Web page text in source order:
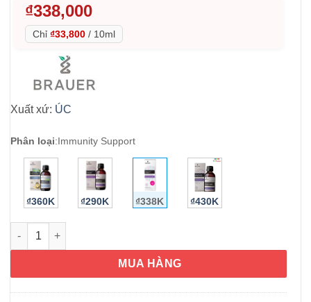
₫338,000
Chỉ ₫33,800 / 10ml
Xuất xứ: ÚC
Phân loại:Immunity Support
₫360K ₫290K ₫338K ₫430K
Siro tăng sức đề kháng trẻ 1-12 tuổi Brauer Baby & Child
MUA HÀNG